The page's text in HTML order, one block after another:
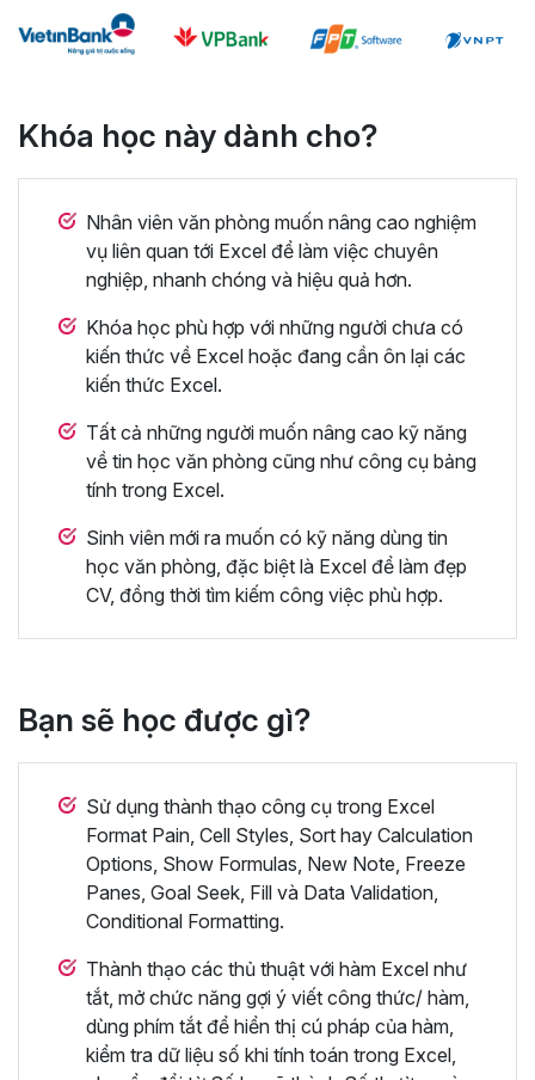
Khóa học này dành cho?
Nhân viên văn phòng muốn nâng cao nghiệm
vụ liên quan tới Excel để làm việc chuyên
nghiệp, nhanh chóng và hiệu quả hơn.
Khóa học phù hợp với những người chưa có
kiến thức về Excel hoặc đang cần ôn lại các
kiến thức Excel.
Tất cả những người muốn nâng cao kỹ năng
về tin học văn phòng cũng như công cụ bảng
tính trong Excel.
Sinh viên mới ra muốn có kỹ năng dùng tin
học văn phòng, đặc biệt là Excel để làm đẹp
CV, đồng thời tìm kiếm công việc phù hợp.
Bạn sẽ học được gì?
Sử dụng thành thạo công cụ trong Excel
Format Pain, Cell Styles, Sort hay Calculation
Options, Show Formulas, New Note, Freeze
Panes, Goal Seek, Fill và Data Validation,
Conditional Formatting.
Thành thạo các thủ thuật với hàm Excel như
tắt, mở chức năng gợi ý viết công thức/ hàm,
dùng phím tắt để hiển thị cú pháp của hàm,
kiểm tra dữ liệu số khi tính toán trong Excel,